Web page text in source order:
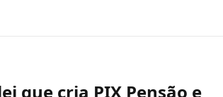
que cria PIX Pensão e